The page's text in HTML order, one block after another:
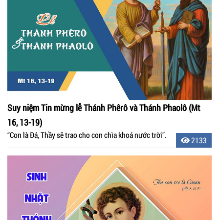
Suy niệm Tin mừng lễ Thánh Phêrô và Thánh Phaolô (Mt
16, 13-19)
“Con là Ðá, Thầy sẽ trao cho con chìa khoá nước trời”.
2133